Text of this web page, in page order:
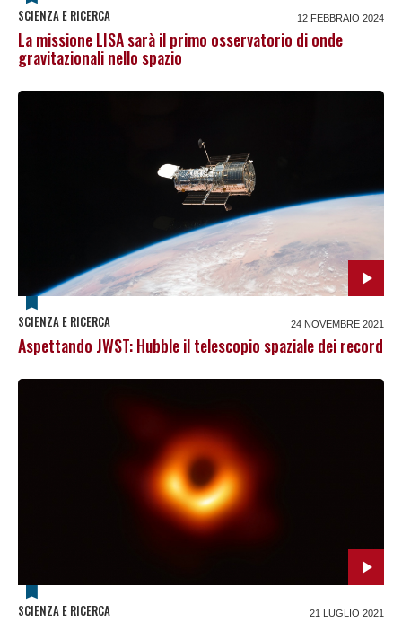
SCIENZA E RICERCA 12 FEBBRAIO 2024
La missione LISA sarà il primo osservatorio di onde
gravitazionali nello spazio
SCIENZA E RICERCA 24 NOVEMBRE 2021
Aspettando JWST: Hubble il telescopio spaziale dei record
SCIENZA E RICERCA 21 LUGLIO 2021